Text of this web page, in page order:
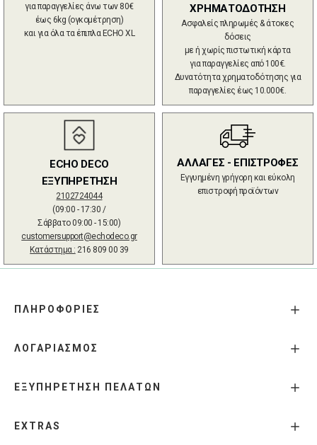
για παραγγελίες άνω των 80€
έως 6kg (ογκομέτρηση)
και για όλα τα έπιπλα ECHO XL
ΧΡΗΜΑΤΟΔΟΤΗΣΗ
Ασφαλείς πληρωμές & άτοκες
δόσεις
με ή χωρίς πιστωτική κάρτα
για παραγγελίες από 100€.
Δυνατότητα χρηματοδότησης για
παραγγελίες έως 10.000€.
ECHO DECO
ΕΞΥΠΗΡΕΤΗΣΗ
2102724044
(09:00 - 17:30 /
Σάββατο 09:00 - 15:00)
customersupport@echodeco.gr
Κατάστημα : 216 809 00 39
ΑΛΛΑΓΕΣ - ΕΠΙΣΤΡΟΦΕΣ
Εγγυημένη γρήγορη και εύκολη
επιστροφή προϊόντων
ΠΛΗΡΟΦΟΡΙΕΣ
ΛΟΓΑΡΙΑΣΜΟΣ
ΕΞΥΠΗΡΕΤΗΣΗ ΠΕΛΑΤΩΝ
EXTRAS